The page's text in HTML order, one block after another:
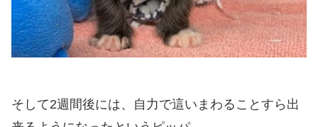
そして2週間後には、自力で這いまわることすら出